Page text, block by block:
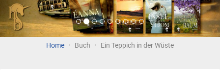
Home Buch Ein Teppich in der Wüste